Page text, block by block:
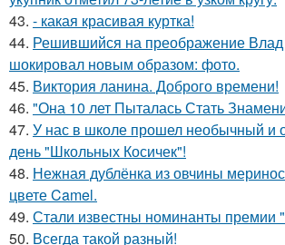
43. - какая красивая куртка!
44. Решившийся на преображение Влад
шокировал новым образом: фото.
45. Виктория ланина. Доброго времени!
46. "Она 10 лет Пыталась Стать
47. У нас в школе прошел необычный и
день "Школьных Косичек"!
48. Нежная дублёнка из овчины
цвете Camel.
49. Стали известны номинанты премии
50. Всегда такой разный!